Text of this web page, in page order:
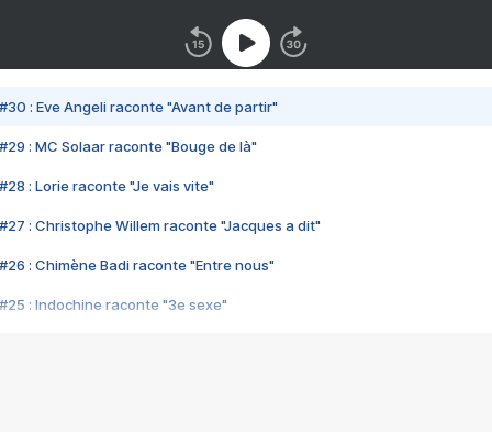
#30 : Eve Angeli raconte "Avant de partir"
#29 : MC Solaar raconte "Bouge de là"
#28 : Lorie raconte "Je vais vite"
#27 : Christophe Willem raconte "Jacques a dit"
#26 : Chimène Badi raconte "Entre nous"
#25 : Indochine raconte "3e sexe"